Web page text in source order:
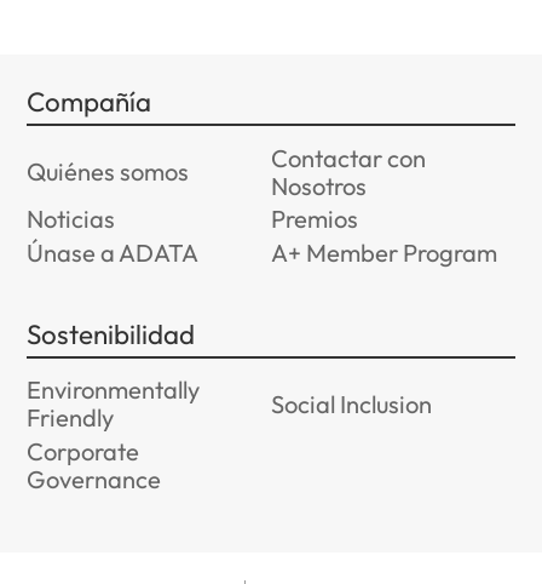
Compañía
Quiénes somos
Contactar con
Nosotros
Noticias
Premios
Únase a ADATA
A+ Member Program
Sostenibilidad
Environmentally
Friendly
Social Inclusion
Corporate
Governance